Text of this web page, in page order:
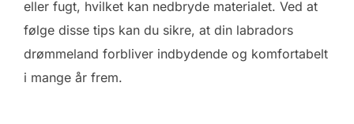
eller fugt, hvilket kan nedbryde materialet. Ved at
følge disse tips kan du sikre, at din labradors
drømmeland forbliver indbydende og komfortabelt
i mange år frem.